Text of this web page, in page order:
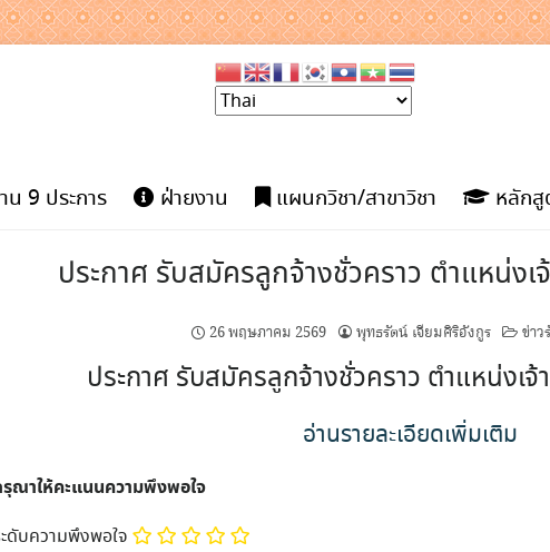
9 ประการ ฝ่ายงาน แผนกวิชา/สาขาวิชา หลักสู
ประกาศ รับสมัครลูกจ้างชั่วคราว ตำแหน่งเ
26 พฤษภาคม 2569 พุทธรัตน์ เจียมศิริอังกูร ข่า
ประกาศ รับสมัครลูกจ้างชั่วคราว ตำแหน่งเจ้
อ่านรายละเอียดเพิ่มเติม
ณาให้คะแนนความพึงพอใจ
ดับความพึงพอใจ